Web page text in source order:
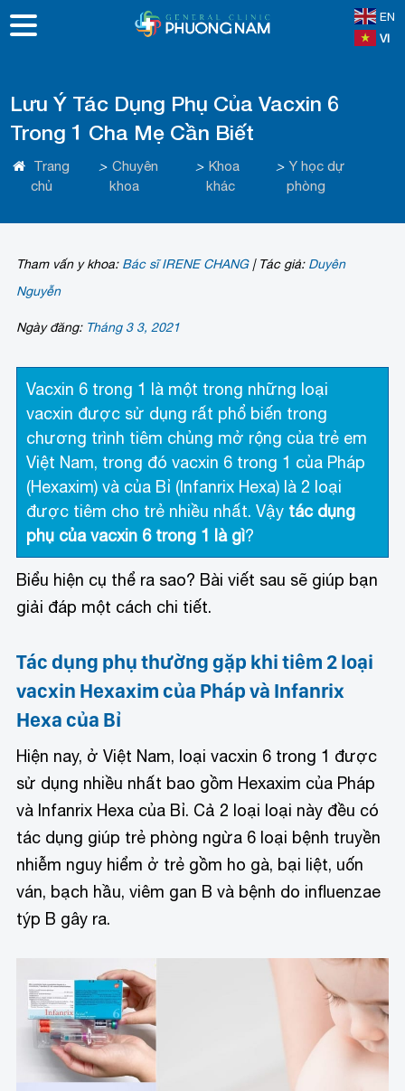
EN
VI
Lưu Ý Tác Dụng Phụ Của Vacxin 6
Trong 1 Cha Mẹ Cần Biết
Trang
chủ
> Chuyên
khoa
> Khoa
khác
> Y học dự
phòng
Tham vấn y khoa: Bác sĩ IRENE CHANG |Tác giả: Duyên
Nguyễn
Ngày đăng: Tháng 3 3, 2021
Vacxin 6 trong 1 là một trong những loại
vacxin được sử dụng rất phổ biến trong
chương trình tiêm chủng mở rộng của trẻ em
Việt Nam, trong đó vacxin 6 trong 1 của Pháp
(Hexaxim) và của Bỉ (Infanrix Hexa) là 2 loại
được tiêm cho trẻ nhiều nhất. Vậy tác dụng
phụ của vacxin 6 trong 1 là gì?
Biểu hiện cụ thể ra sao? Bài viết sau sẽ giúp bạn
giải đáp một cách chi tiết.
Tác dụng phụ thường gặp khi tiêm 2 loại
vacxin Hexaxim của Pháp và Infanrix
Hexa của Bỉ
Hiện nay, ở Việt Nam, loại vacxin 6 trong 1 được
sử dụng nhiều nhất bao gồm Hexaxim của Pháp
và Infanrix Hexa của Bỉ. Cả 2 loại loại này đều có
tác dụng giúp trẻ phòng ngừa 6 loại bệnh truyền
nhiễm nguy hiểm ở trẻ gồm ho gà, bại liệt, uốn
ván, bạch hầu, viêm gan B và bệnh do influenzae
týp B gây ra.